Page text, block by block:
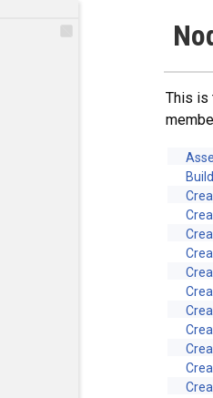
This